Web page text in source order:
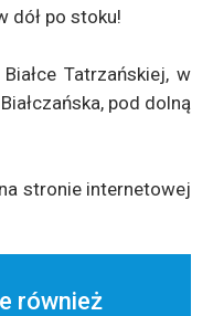
dół po stoku!
Tatrzańskiej, w
pod dolną
stronie internetowej
również